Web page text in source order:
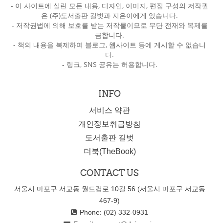
- 이 사이트에 실린 모든 내용, 디자인, 이미지, 편집 구성의 저작권
은 (주)도서출판 길벗과 지은이에게 있습니다.
- 저작권법에 의해 보호를 받는 저작물이므로 무단 전재와 복제를
금합니다.
- 책의 내용을 복제하여 블로그, 웹사이트 등에 게시할 수 없습니
다.
- 링크, SNS 공유는 허용합니다.
INFO
서비스 약관
개인정보취급방침
도서출판 길벗
더북(TheBook)
CONTACT US
서울시 마포구 서교동 월드컵로 10길 56 (서울시 마포구 서교동
467-9)
Phone: (02) 332-0931